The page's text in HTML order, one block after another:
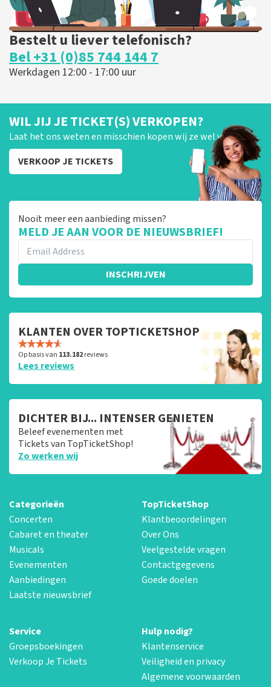
Bestelt u liever telefonisch?
Bel +31 (0)85 744 144 7
Werkdagen 12:00 - 17:00 uur
WIL JIJ JE TICKET(S) VERKOPEN?
Laat het ons weten en misschien kopen wij ze wel van je!
VERKOOP JE TICKETS
Nooit meer een aanbieding missen?
MELD JE AAN VOOR DE NIEUWSBRIEF!
INSCHRIJVEN
KLANTEN OVER TOPTICKETSHOP
Op basis van 113.182reviews
Lees reviews
DICHTER BIJ... INTENSER GENIETEN
Beleef evenementen met
Tickets van TopTicketShop!
Zo werken wij
Categorieën
Concerten
Cabaret en theater
Musicals
Evenementen
Aanbiedingen
Laatste nieuwsbrief
TopTicketShop
Klantbeoordelingen
Over Ons
Veelgestelde vragen
Contactgegevens
Goede doelen
Service
Groepsboekingen
Verkoop Je Tickets
Hulp nodig?
Klantenservice
Veiligheid en privacy
Algemene voorwaarden